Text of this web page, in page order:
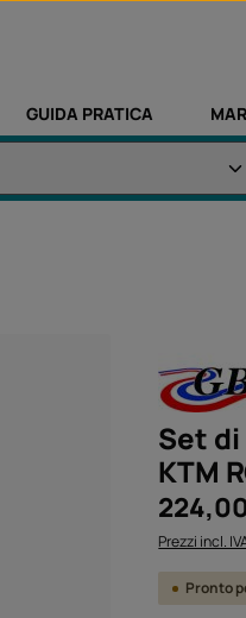
GUIDA PRATICA
Set
KTM
Prezzo
Prezzi incl.
Pronto